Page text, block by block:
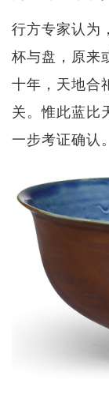
行方专家认为
杯与盘，原来
十年，天地合
关。惟此蓝比
一步考证确认。